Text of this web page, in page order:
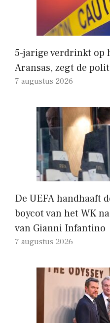
5-jarige verdrinkt op
Aransas, zegt de
7 augustus 2026
De UEFA handhaaft
boycot van het WK
van Gianni Infantino
7 augustus 2026